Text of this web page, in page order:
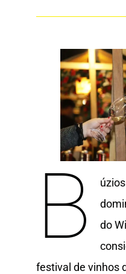
B
do
festival de vinhos